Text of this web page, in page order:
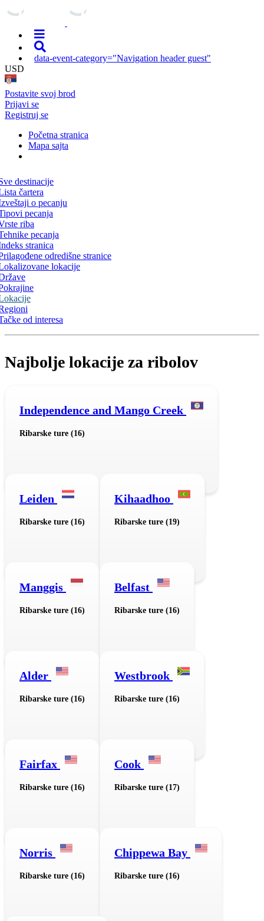
data-event-category="Navigation header guest"
USD
Postavite svoj brod
Prijavi se
Registruj se
Početna stranica
Mapa sajta
destinacije
čartera
o pecanju
pecanja
riba
pecanja
stranica
odredišne stranice
lokacije
od interesa
Najbolje lokacije za ribolov
Independence and Mango Creek
Ribarske ture (16)
Leiden
Ribarske ture (16)
Kihaadhoo
Ribarske ture (19)
Manggis
Ribarske ture (16)
Belfast
Ribarske ture (16)
Alder
Ribarske ture (16)
Westbrook
Ribarske ture (16)
Fairfax
Ribarske ture (16)
Cook
Ribarske ture (17)
Norris
Ribarske ture (16)
Chippewa Bay
Ribarske ture (16)